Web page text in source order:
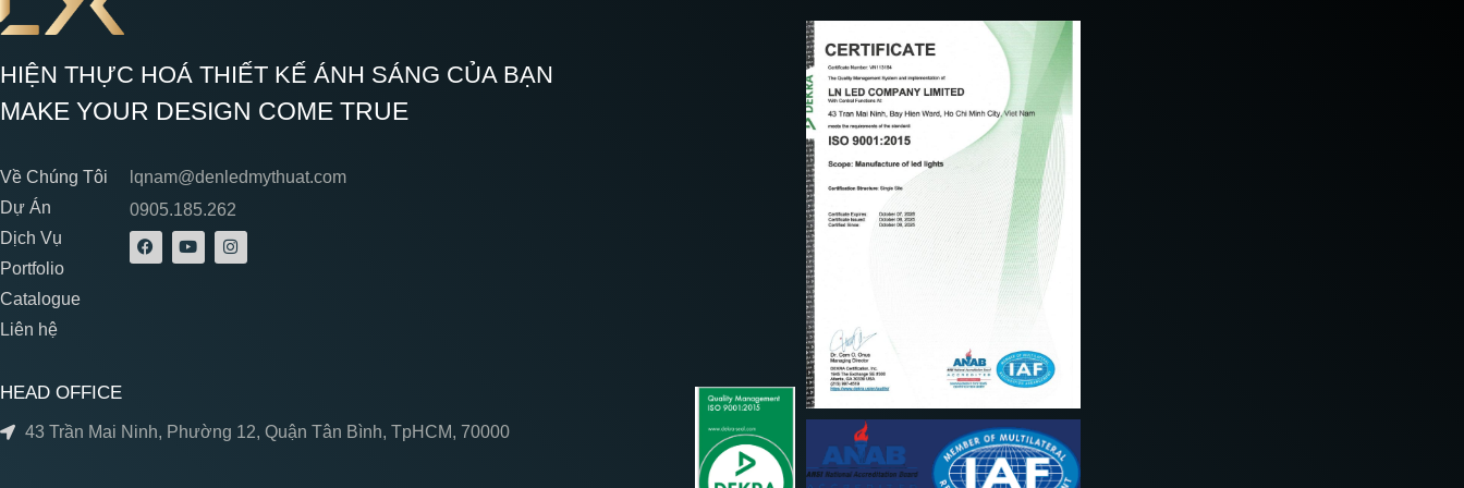
HIỆN THỰC HOÁ THIẾT KẾ ÁNH SÁNG CỦA BẠN
MAKE YOUR DESIGN COME TRUE
Về Chúng Tôi
Dự Án
Dịch Vụ
Portfolio
Catalogue
Liên hệ
lqnam@denledmythuat.com
0905.185.262
HEAD OFFICE
43 Trần Mai Ninh, Phường 12, Quận Tân Bình, TpHCM, 70000